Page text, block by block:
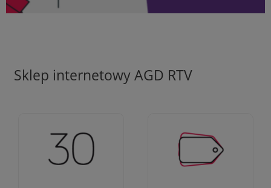
Sklep internetowy AGD RTV
Jesteśmy firmą z 30-
Ciężko pracujemy aby
zapewnić najlepsze